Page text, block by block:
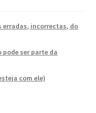
erradas, incorrectas, do
pode ser parte da
com ele)